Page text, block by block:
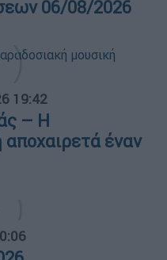
06/08/2026
19:42
– Η
έναν